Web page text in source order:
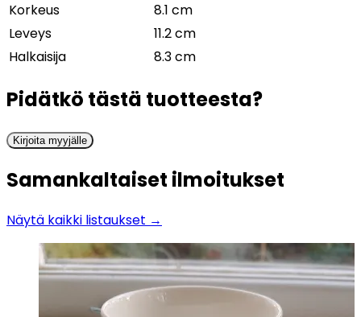
Korkeus
8.1 cm
Leveys
11.2 cm
Halkaisija
8.3 cm
Pidätkö tästä tuotteesta?
Kirjoita myyjälle
Samankaltaiset ilmoitukset
Näytä kaikki listaukset →